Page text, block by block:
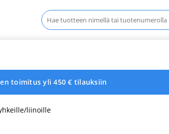
Haku:
toimitus yli 450 € tilauksiin
liinoille